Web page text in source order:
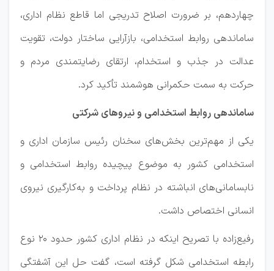
چهاردهم، بر ضرورت اصلاح تدریجی اما قاطع نظام اداری،
ساماندهی روابط استخدامی، بازآرایی ساختار دولت، تقویت
عدالت در جذب و استخدام، ارتقای رضایتمندی مردم و
حرکت به سمت حکمرانی هوشمند تأکید کرد.
ساماندهی روابط استخدامی و نیروهای شرکتی
یکی از مهم‌ترین بخش‌های سخنان رئیس سازمان اداری و
استخدامی کشور به موضوع پیچیده روابط استخدامی و
نابسامانی‌های انباشته در نظام پرداخت و به‌کارگیری نیروی
انسانی اختصاص داشت.
رفیع‌زاده با تصریح اینکه در نظام اداری کشور حدود ۲۰ نوع
رابطه استخدامی شکل گرفته است، گفت حل این آشفتگی